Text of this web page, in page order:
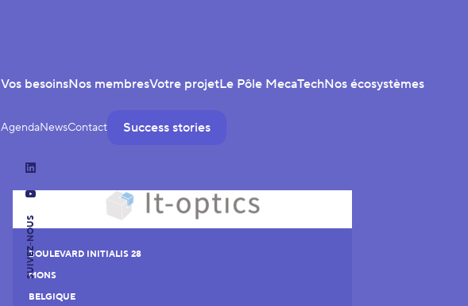
Vos besoinsNos membresVotre projetLe Pôle MecaTechNos écosystèmes
AgendaNewsContact Success stories
SUIVEZ-NOUS
LinkedIn
BOULEVARD INITIALIS 28
MONS
BELGIQUE